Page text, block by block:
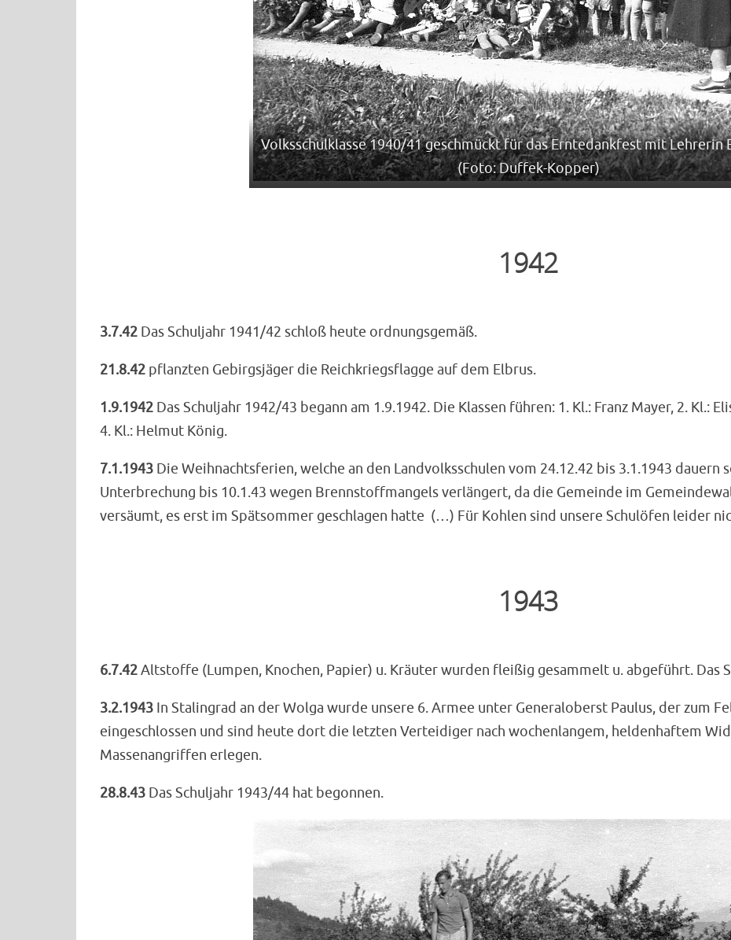
Volksschulklasse 1940/41 geschmückt für das Erntedankfest mit Lehrerin
(Foto: Duffek-Kopper)
1942
3.7.42 Das Schuljahr 1941/42 schloß heute ordnungsgemäß.
21.8.42 pflanzten Gebirgsjäger die Reichkriegsflagge auf dem Elbrus.
1.9.1942 Das Schuljahr 1942/43 begann am 1.9.1942. Die Klassen führen: 1. Kl.: Franz Mayer, 2. Kl.:
4. Kl.: Helmut König.
7.1.1943 Die Weihnachtsferien, welche an den Landvolksschulen vom 24.12.42 bis 3.1.1943
Unterbrechung bis 10.1.43 wegen Brennstoffmangels verlängert, da die Gemeinde im
versäumt, es erst im Spätsommer geschlagen hatte (…) Für Kohlen sind unsere Schulöfen leider
1943
6.7.42Altstoffe (Lumpen, Knochen, Papier) u. Kräuter wurden fleißig gesammelt u. abgeführt. Das
3.2.1943 In Stalingrad an der Wolga wurde unsere 6. Armee unter Generaloberst Paulus, der zum
eingeschlossen und sind heute dort die letzten Verteidiger nach wochenlangem, heldenhaftem
Massenangriffen erlegen.
28.8.43 Das Schuljahr 1943/44 hat begonnen.